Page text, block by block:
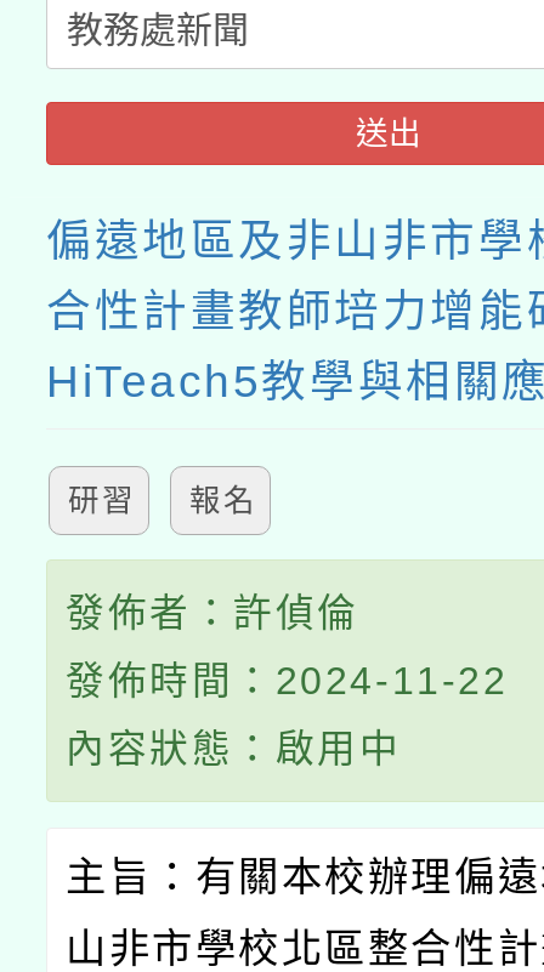
送出
偏遠地區及非山非市學
合性計畫教師培力增能
HiTeach5教學與相關
研習 報名
發佈者：許偵倫
發佈時間：2024-11-22
內容狀態：啟用中
主旨：有關本校辦理偏
山非市學校北區整合性